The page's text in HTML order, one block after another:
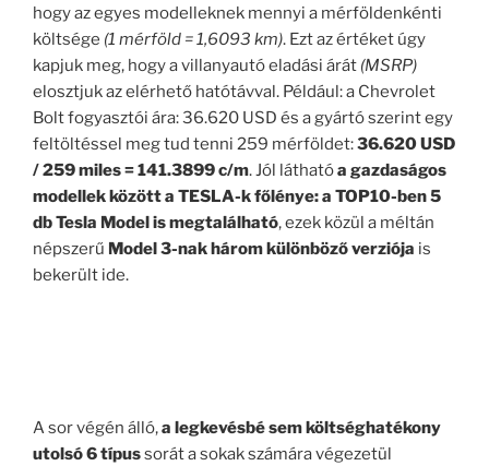
hogy az egyes modelleknek mennyi a mérföldenkénti
költsége (1 mérföld = 1,6093 km). Ezt az értéket úgy
kapjuk meg, hogy a villanyautó eladási árát (MSRP)
elosztjuk az elérhető hatótávval. Például: a Chevrolet
Bolt fogyasztói ára: 36.620 USD és a gyártó szerint egy
feltöltéssel meg tud tenni 259 mérföldet:36.620 USD
/ 259 miles = 141.3899 c/m. Jól láthatóa gazdaságos
modellek között a TESLA-k főlénye: a TOP10-ben 5
db Tesla Model is megtalálható, ezek közül a méltán
népszerű Model 3-nak három különböző verziója is
bekerült ide.
A sor végén álló,a legkevésbé sem költséghatékony
utolsó 6 típussorát a sokak számára végezetül